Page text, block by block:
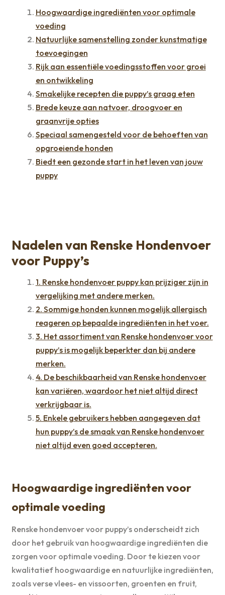
Hoogwaardige ingrediënten voor optimale
voeding
Natuurlijke samenstelling zonder kunstmatige
toevoegingen
Rijk aan essentiële voedingsstoffen voor groei
en ontwikkeling
Smakelijke recepten die puppy’s graag eten
Brede keuze aan natvoer, droogvoer en
graanvrije opties
Speciaal samengesteld voor de behoeften van
opgroeiende honden
Biedt een gezonde start in het leven van jouw
puppy
Nadelen van Renske Hondenvoer
voor Puppy’s
1. Renske hondenvoer puppy kan prijziger zijn in
vergelijking met andere merken.
2. Sommige honden kunnen mogelijk allergisch
reageren op bepaalde ingrediënten in het voer.
3. Het assortiment van Renske hondenvoer voor
puppy’s is mogelijk beperkter dan bij andere
merken.
4. De beschikbaarheid van Renske hondenvoer
kan variëren, waardoor het niet altijd direct
verkrijgbaar is.
5. Enkele gebruikers hebben aangegeven dat
hun puppy’s de smaak van Renske hondenvoer
niet altijd even goed accepteren.
Hoogwaardige ingrediënten voor
optimale voeding
Renske hondenvoer voor puppy’s onderscheidt zich
door het gebruik van hoogwaardige ingrediënten die
zorgen voor optimale voeding. Door te kiezen voor
kwalitatief hoogwaardige en natuurlijke ingrediënten,
zoals verse vlees- en vissoorten, groenten en fruit,